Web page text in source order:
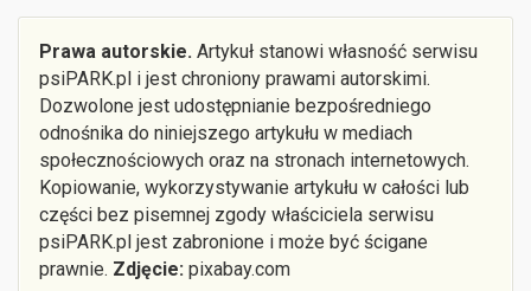
Prawa autorskie. Artykuł stanowi własność serwisu
psiPARK.pl i jest chroniony prawami autorskimi.
Dozwolone jest udostępnianie bezpośredniego
odnośnika do niniejszego artykułu w mediach
społecznościowych oraz na stronach internetowych.
Kopiowanie, wykorzystywanie artykułu w całości lub
części bez pisemnej zgody właściciela serwisu
psiPARK.pl jest zabronione i może być ścigane
prawnie. Zdjęcie: pixabay.com